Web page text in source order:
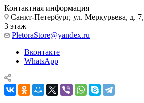
Контактная информация
Санкт-Петербург, ул. Меркурьева, д. 7,
3 этаж
PletoraStore@yandex.ru
Вконтакте
WhatsApp